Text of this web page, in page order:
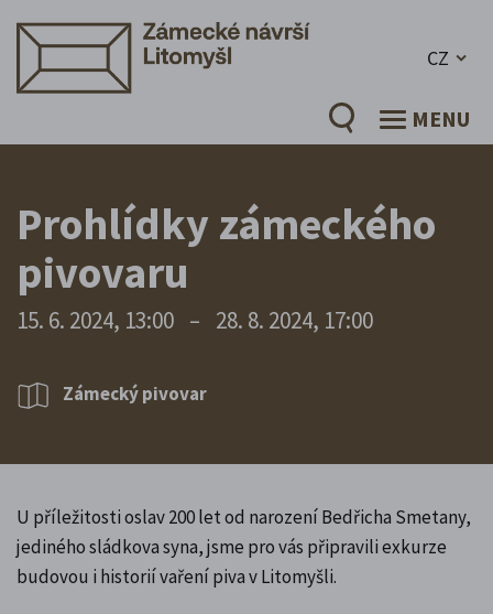
CZ
MENU
Prohlídky zámeckého
pivovaru
15. 6. 2024, 13:00 – 28. 8. 2024, 17:00
Zámecký pivovar
U příležitosti oslav 200 let od narození Bedřicha Smetany,
jediného sládkova syna, jsme pro vás připravili exkurze
budovou i historií vaření piva v Litomyšli.